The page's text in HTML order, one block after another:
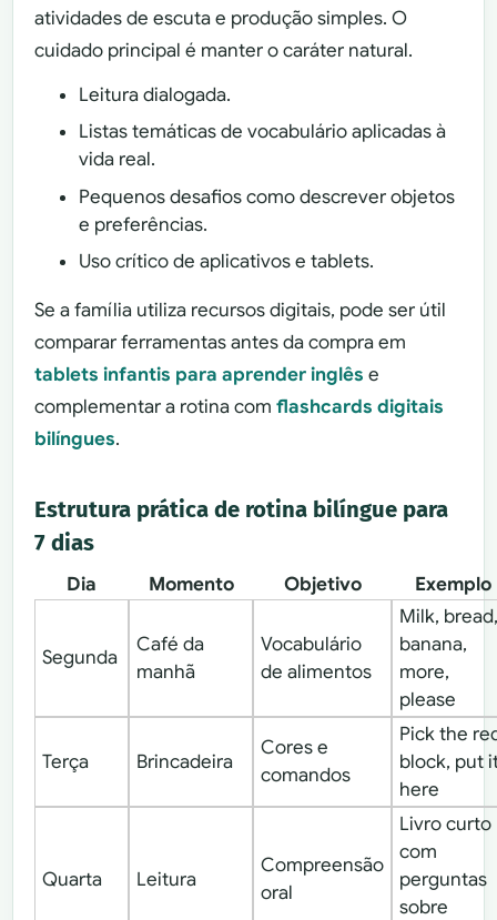
atividades de escuta e produção simples. O
cuidado principal é manter o caráter natural.
Leitura dialogada.
Listas temáticas de vocabulário aplicadas à
vida real.
Pequenos desafios como descrever objetos
e preferências.
Uso crítico de aplicativos e tablets.
Se a família utiliza recursos digitais, pode ser útil
comparar ferramentas antes da compra em
tablets infantis para aprender inglês e
complementar a rotina comflashcards digitais
bilíngues.
Estrutura prática de rotina bilíngue para
7 dias
Dia Momento Objetivo Exemplo
Segunda
Café da
manhã
Vocabulário
de alimentos
Milk,
banana,
more,
please
Terça Brincadeira
Cores e
comandos
Pick the
block, put
here
Quarta Leitura
Compreensão
oral
Livro curto
com
perguntas
sobre